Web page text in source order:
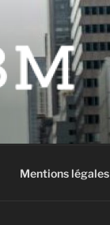
Mentions légales